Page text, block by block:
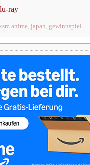
ray
anime, japan, gewinnspiel